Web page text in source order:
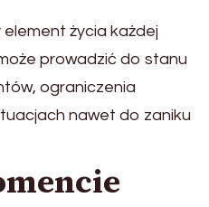
życia każdej
prowadzić do stanu
ograniczenia
nawet do zaniku